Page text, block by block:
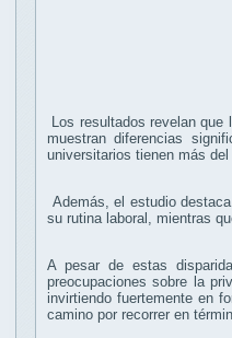
Los resultados revelan
muestran diferencias
universitarios tienen más
Además, el estudio
su rutina laboral, mientras
A pesar de estas
preocupaciones sobre la
invirtiendo fuertemente en
camino por recorrer en